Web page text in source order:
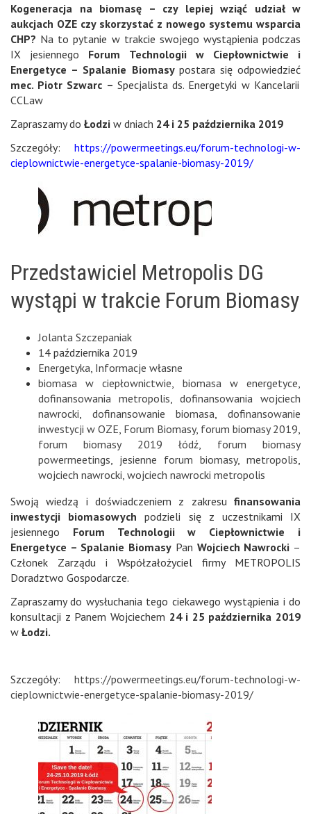
Kogeneracja na biomasę – czy lepiej wziąć udział w
aukcjach OZE czy skorzystać z nowego systemu wsparcia
CHP? Na to pytanie w trakcie swojego wystąpienia podczas
IX jesiennego Forum Technologii w Ciepłownictwie i
Energetyce – Spalanie Biomasy postara się odpowiedzieć
mec. Piotr Szwarc – Specjalista ds. Energetyki w Kancelarii
CCLaw
Zapraszamy do Łodzi w dniach 24 i 25 października 2019
Szczegóły: https://powermeetings.eu/forum-technologi-w-
cieplownictwie-energetyce-spalanie-biomasy-2019/
Przedstawiciel Metropolis DG
wystąpi w trakcie Forum Biomasy
Jolanta Szczepaniak
14 października 2019
Energetyka Informacje własne
biomasa w ciepłownictwie
biomasa w energetyce
dofinansowania metropolis
dofinansowania wojciech
nawrocki
dofinansowanie biomasa ,dofinansowanie
inwestycji w OZE Forum Biomasy, forum biomasy 2019
forum biomasy 2019 łódź
forum biomasy
powermeetings
jesienne forum biomasy, metropolis
wojciech nawrocki wojciech nawrocki metropolis
Swoją wiedzą i doświadczeniem z zakresu finansowania
inwestycji biomasowych podzieli się z uczestnikami IX
jesiennego Forum Technologii w Ciepłownictwie i
Energetyce – Spalanie Biomasy Pan Wojciech Nawrocki –
Członek Zarządu i Współzałożyciel firmy METROPOLIS
Doradztwo Gospodarcze.
Zapraszamy do wysłuchania tego ciekawego wystąpienia i do
konsultacji z Panem Wojciechem 24 i 25 października 2019
w Łodzi.
Szczegóły: https://powermeetings.eu/forum-technologi-w-
cieplownictwie-energetyce-spalanie-biomasy-2019/